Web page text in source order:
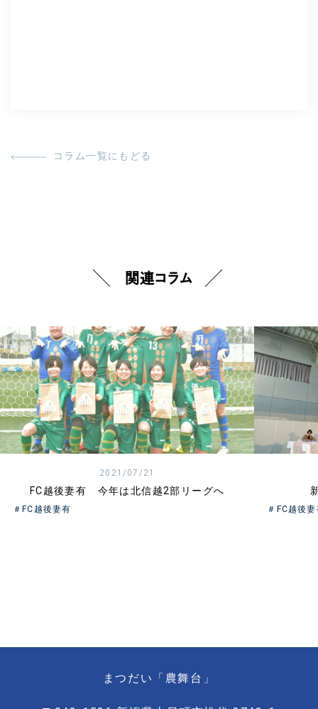
コラム一覧にもどる
関連コラム
2021/07/21
FC越後妻有 今年は北信越2部リーグへ
＃FC越後妻有 ＃FC越後
まつだい「農舞台」